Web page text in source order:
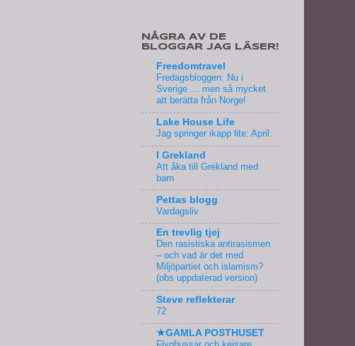
NÅGRA AV DE
BLOGGAR JAG LÄSER!
Freedomtravel
Fredagsbloggen: Nu i
Sverige … men så mycket
att berätta från Norge!
Lake House Life
Jag springer ikapp lite: April.
I Grekland
Att åka till Grekland med
barn
Pettas blogg
Vardagsliv
En trevlig tjej
Den rasistiska antirasismen
– och vad är det med
Miljöpartiet och islamism?
(obs uppdaterad version)
Steve reflekterar
72
★GAMLA POSTHUSET